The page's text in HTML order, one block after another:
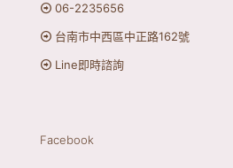
06-2235656
台南市中西區中正路162號
Line即時諮詢
Facebook